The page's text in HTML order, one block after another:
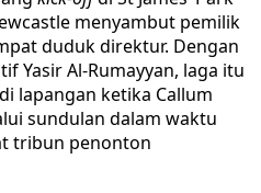
menyambut pemilik
duduk direktur. Dengan
Yasir Al-Rumayyan, laga itu
lapangan ketika Callum
sundulan dalam waktu
tribun penonton